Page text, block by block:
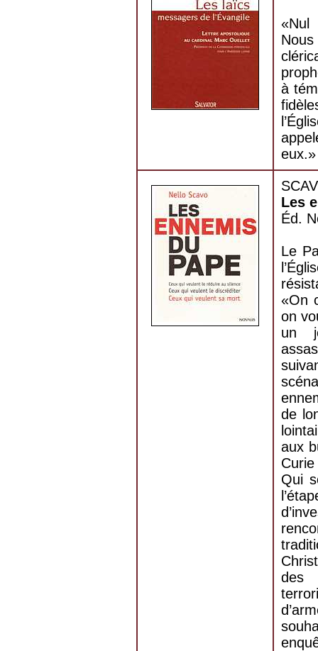
«Nul
à
eux.»
Les
Éd.
Le
«On
on
un
de
aux
Qui
des